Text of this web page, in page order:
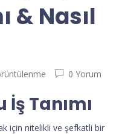
& Nasıl
0 Yorum
Tanımı
için nitelikli ve şefkatli bir